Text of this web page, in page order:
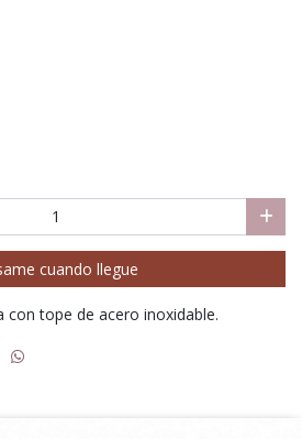
cuando llegue
con tope de acero inoxidable.